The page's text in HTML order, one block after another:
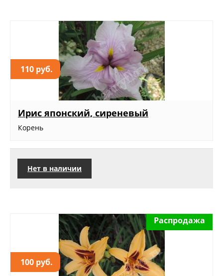
110 руб.
Ирис японский, сиреневый
Корень
Нет в наличии
100 руб.
Распродажа